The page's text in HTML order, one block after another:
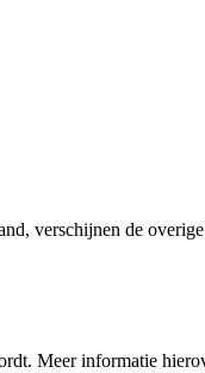
verschijnen de
Meer informatie